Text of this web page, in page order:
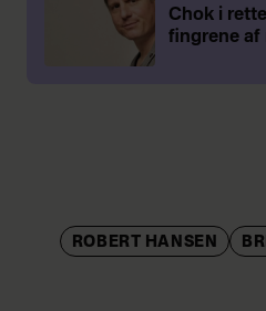
Chok i
fingrene af
ROBERT HANSEN